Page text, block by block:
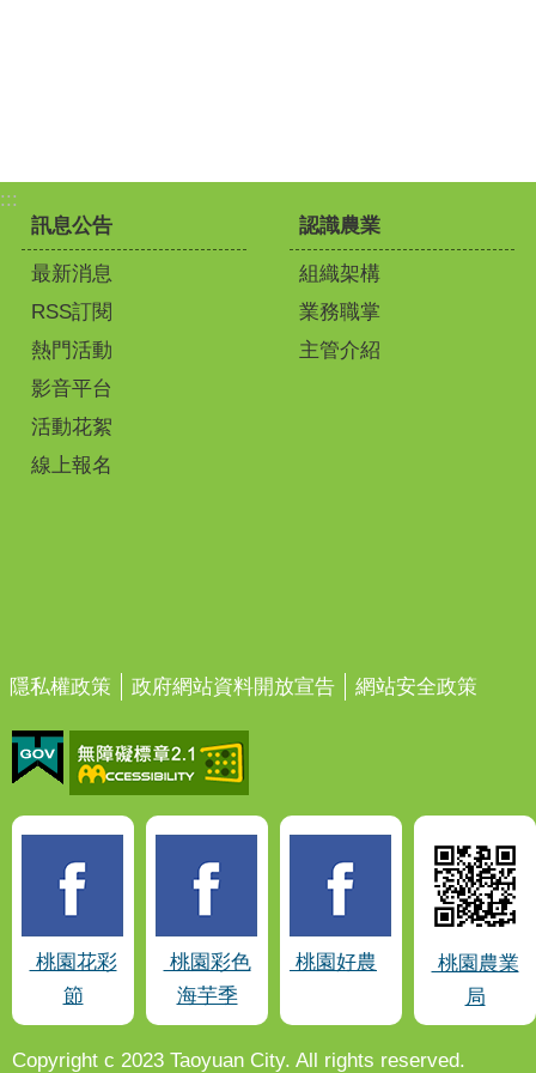
:::
訊息公告
最新消息
RSS訂閱
熱門活動
影音平台
活動花絮
線上報名
認識農業
組織架構
業務職掌
主管介紹
隱私權政策 政府網站資料開放宣告 網站安全政策
桃園花彩
節
桃園彩色
海芋季
桃園好農
桃園農業
局
Copyright c 2023 Taoyuan City. All rights reserved.